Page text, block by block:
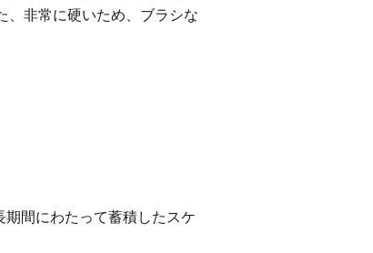
、非常に硬いため、ブラシな
期間にわたって蓄積したスケ